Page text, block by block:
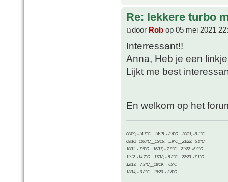
Re: lekkere turbo
door Rob op 05 mei 2021
Interressant!!
Anna, Heb je een
Lijkt me best
En welkom op het
08/09, -14.7°C__14/15, - 3.6°C__20/21, -9.1°C
09/10, -10.0°C__15/16, - 5.9°C__21/22, -5.2°C
10/11, - 7.9°C__16/17, - 7.9°C__21/22, -6.9°C
11/12, -14.7°C__17/18, - 8.3°C__22/23, -7.1°C
12/13, - 7.9°C__18/19, - 7.5°C
13/14, - 0.8°C__19/20, - 2.8°C